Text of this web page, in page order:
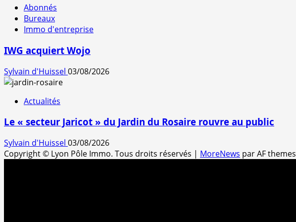
Abonnés
Bureaux
Immo d'entreprise
IWG acquiert Wojo
Sylvain d'Huissel 03/08/2026
Actualités
Le « secteur Jaricot » du Jardin du Rosaire rouvre au public
Sylvain d'Huissel 03/08/2026
Copyright © Lyon Pôle Immo. Tous droits réservés | MoreNews par AF themes